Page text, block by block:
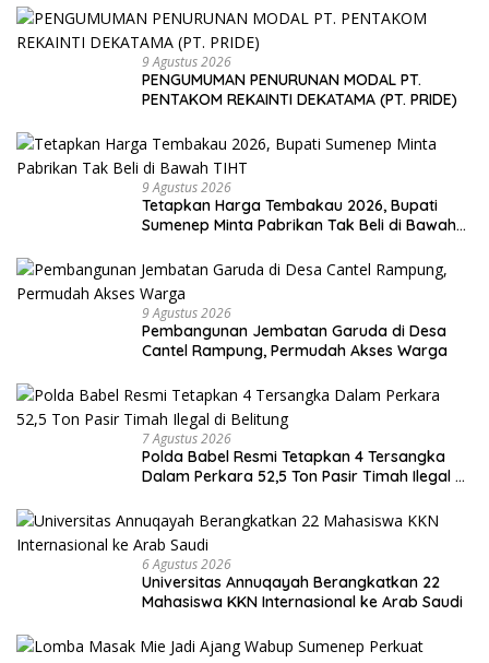
9 Agustus 2026
PENGUMUMAN PENURUNAN MODAL PT.
PENTAKOM REKAINTI DEKATAMA (PT. PRIDE)
9 Agustus 2026
Tetapkan Harga Tembakau 2026, Bupati
Sumenep Minta Pabrikan Tak Beli di Bawah
9 Agustus 2026
Pembangunan Jembatan Garuda di Desa
Cantel Rampung, Permudah Akses Warga
7 Agustus 2026
Polda Babel Resmi Tetapkan 4 Tersangka
Dalam Perkara 52,5 Ton Pasir Timah Ilegal di
6 Agustus 2026
Universitas Annuqayah Berangkatkan 22
Mahasiswa KKN Internasional ke Arab Saudi